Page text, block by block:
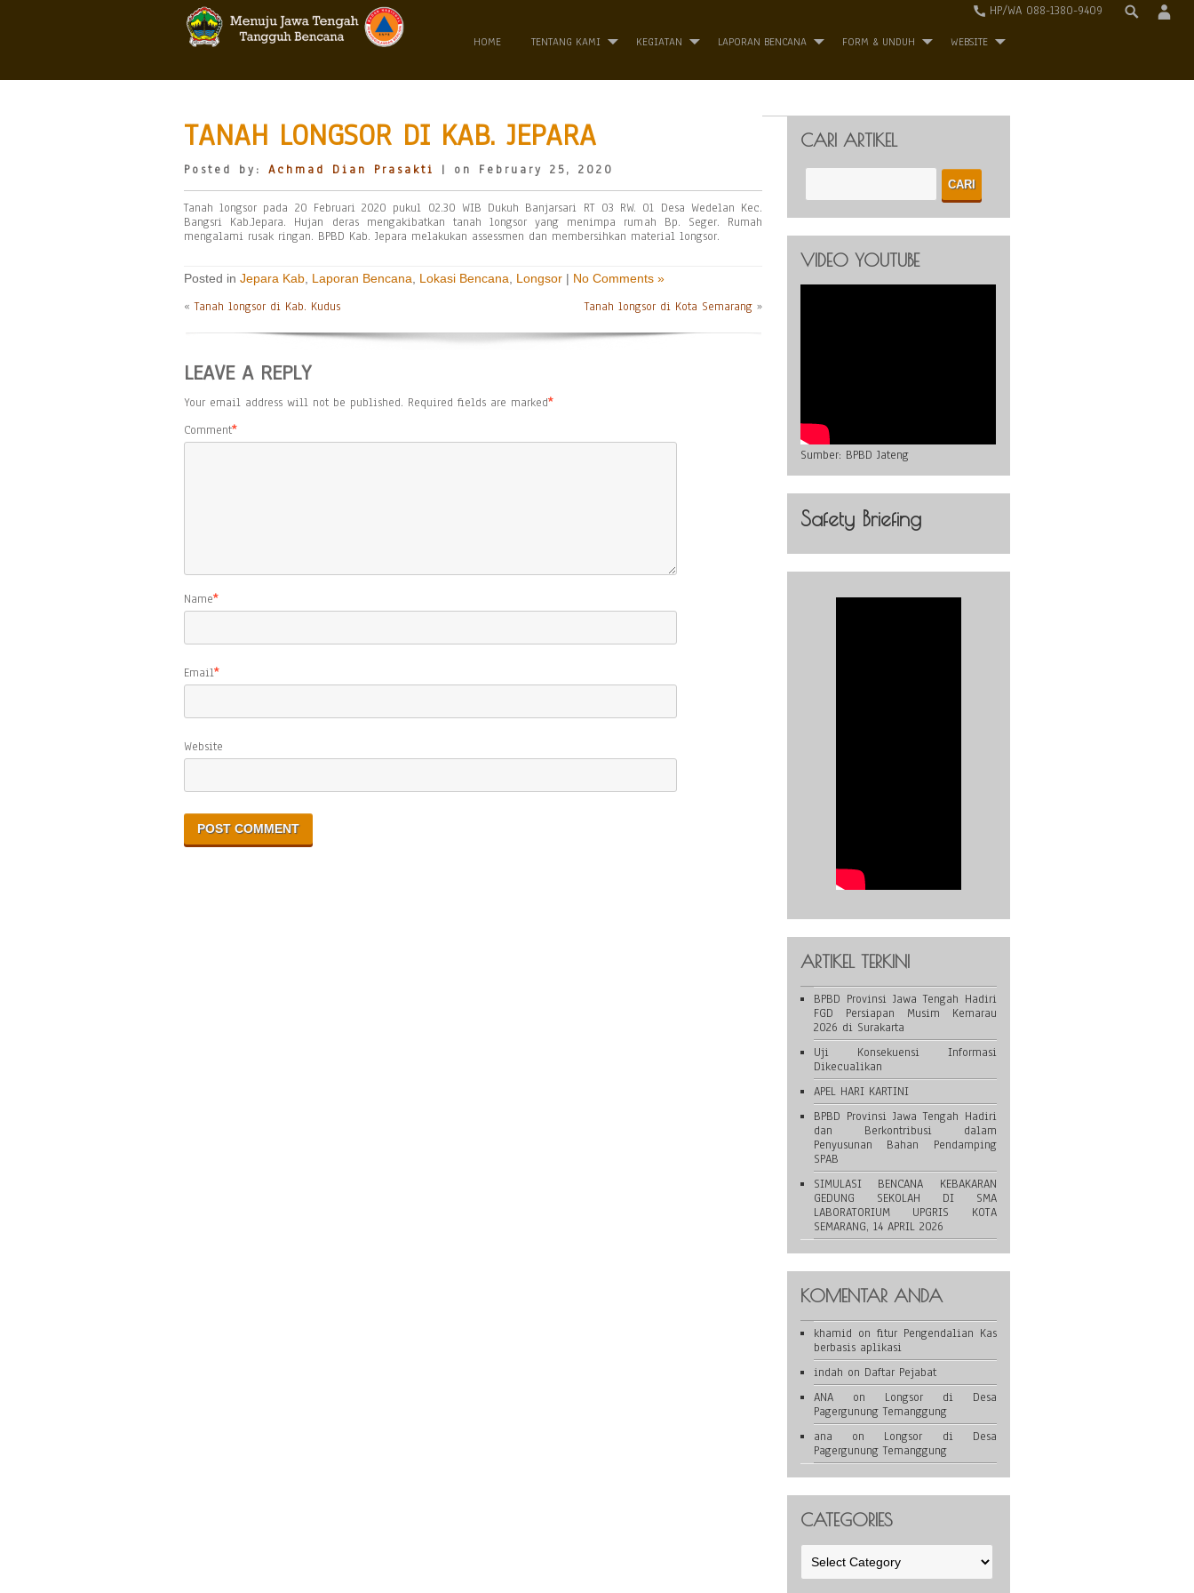
HP/WA 088-1380-9409
HOME TENTANG KAMI KEGIATAN LAPORAN BENCANA FORM & UNDUH WEBSITE
TANAH LONGSOR DI KAB. JEPARA
Posted by: Achmad Dian Prasakti | on February 25, 2020
Tanah longsor pada 20 Februari 2020 pukul 02.30 WIB Dukuh Banjarsari RT 03 RW. 01 Desa Wedelan Kec.
Bangsri Kab.Jepara. Hujan deras mengakibatkan tanah longsor yang menimpa rumah Bp. Seger. Rumah
mengalami rusak ringan. BPBD Kab. Jepara melakukan assessmen dan membersihkan material longsor.
Posted in Jepara Kab Laporan Bencana Lokasi Bencana Longsor | No Comments »
«Tanah longsor di Kab. Kudus Tanah longsor di Kota Semarang »
LEAVE A REPLY
Your email address will not be published. Required fields are marked*
Comment*
Name*
Email*
Website
CARI ARTIKEL
VIDEO YOUTUBE
Sumber: BPBD Jateng
Safety Briefing
ARTIKEL TERKINI
BPBD Provinsi Jawa Tengah Hadiri
FGD Persiapan Musim Kemarau
2026 di Surakarta
Uji Konsekuensi Informasi
Dikecualikan
APEL HARI KARTINI
BPBD Provinsi Jawa Tengah Hadiri
dan Berkontribusi dalam
Penyusunan Bahan Pendamping
SPAB
SIMULASI BENCANA KEBAKARAN
GEDUNG SEKOLAH DI SMA
LABORATORIUM UPGRIS KOTA
SEMARANG, 14 APRIL 2026
KOMENTAR ANDA
khamid on fitur Pengendalian Kas
berbasis aplikasi
indah on Daftar Pejabat
ANAon Longsor di Desa
Pagergunung Temanggung
ana on Longsor di Desa
Pagergunung Temanggung
CATEGORIES
Categories